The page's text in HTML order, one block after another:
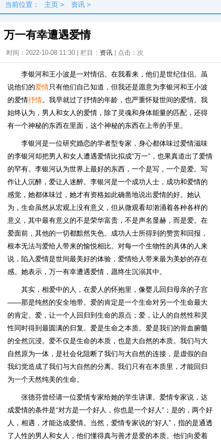
当前位置： 主页 > 资讯 >
万一有幸遭遇爱情
时间：2022-10-08 11:30 | 栏目： 资讯 | 点击： 次
李银河和王小波是一对情侣。在我看来，他们是世纪佳侣。虽
说他们的爱情只有他们自己知道，但我还是愿意为李银河和王小波
的爱情抒情。我早就过了抒情的年龄，也严重怀疑世间的爱情。我
始终认为，男人和女人的爱情，除了灵魂和身体能量的匹配，还得
有一个神秘的东西在里面，这个神秘的东西在上帝的手里。
李银河是一位研究婚恋的学者型专家，身心都体味过爱情滋味
的李银河却把男人和女人遭遇爱情比拟成“万一”，也果真道出了爱情
的罕有。李银河认为世界上最好的东西，一个是写，一个是爱。写
作让人沉醉，爱让人迷醉。李银河是一个成功人士，成功和爱情的
感觉，她都体味过，她才有资格如此确凿地说出爱情的好。她认
为，生命虽然从宏观上没有意义，但从微观看却汹涌着各种各样的
意义，其中最有意义的不是荣华富贵，不是声名显赫，而是爱。在
爱面前，其他的一切都黯然失色。成功人士所得到的赞赏和回报，
根本无法与爱给人带来的愉悦相比。对每一个生物性的具体的人来
说，陷入爱情是世间最美好的体验，爱情给人带来最为美妙的存在
感。她表示，万一有幸遭遇爱情，愿终生沉溺其中。
其实，相爱中的人，在爱人的怀抱里，像婴儿回归母亲的子宫
——那是纯然的安全地带。爱的肯定是一个生命对另一个生命最大
的肯定。爱，让一个人回归到生命的原点；爱，让人的自然性和灵
性同时得到最圆满的归复。爱是生命之本质。爱是我们的骨血腑髓
的全然沉浸。爱不仅是生命的本质，也是大自然的本质。我们与大
自然原为一体，是社会化阻断了我们与大自然的连接，是虚假的自
我幻觉造成了我们与大自然的分离。我们只有在本质里，才能回归
为一个天然纯美的生命。
张德芬曾经请一位爱情专家给她的学生讲课。爱情专家说，达
成爱情的条件是“对方是一个好人，你也是一个好人”；是的，两个好
人，相遇，才能达成爱情。当然，爱情专家说的“好人”，指的是通透
了人性的男人和女人，他们懂得真与善才是爱的本质。他们向爱着